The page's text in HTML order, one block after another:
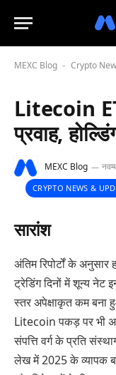
MEXC Blog - Crypto
Litecoin
प्रवाह,
MEXC Blog
CRYPTO NEWS &
सारांश
अंतिम रिपोर्टों के
ट्रेडिंग दिनों में शून्य नेट
स्तर अपेक्षाकृत कम बना
Litecoin पकड़ पर भी
संपत्ति वर्ग के प्रति
लेख में 2025 के व्यापक